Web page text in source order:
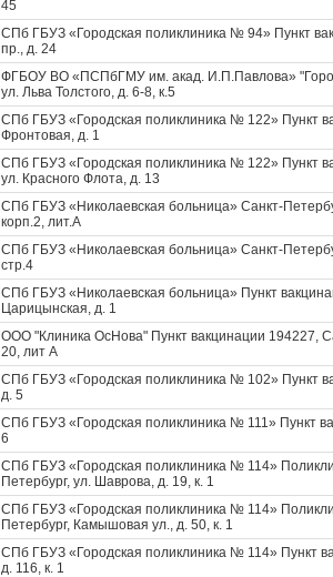
45
СПб ГБУЗ «Городская поликлиника № 94» Пункт
пр., д. 24
ФГБОУ ВО «ПСПбГМУ им. акад. И.П.Павлова»
ул. Льва Толстого, д. 6-8, к.5
СПб ГБУЗ «Городская поликлиника № 122» Пункт
Фронтовая, д. 1
СПб ГБУЗ «Городская поликлиника № 122» Пункт
ул. Красного Флота, д. 13
СПб ГБУЗ «Николаевская больница» Санкт-
корп.2, лит.А
СПб ГБУЗ «Николаевская больница» Санкт-
стр.4
СПб ГБУЗ «Николаевская больница» Пункт
Царицынская, д. 1
ООО "Клиника ОсНова" Пункт вакцинации 194227,
20, лит А
СПб ГБУЗ «Городская поликлиника № 102» Пункт
д. 5
СПб ГБУЗ «Городская поликлиника № 111» Пункт
6
СПб ГБУЗ «Городская поликлиника № 114»
Петербург, ул. Шаврова, д. 19, к. 1
СПб ГБУЗ «Городская поликлиника № 114»
Петербург, Камышовая ул., д. 50, к. 1
СПб ГБУЗ «Городская поликлиника № 114» Пункт
д. 116, к. 1